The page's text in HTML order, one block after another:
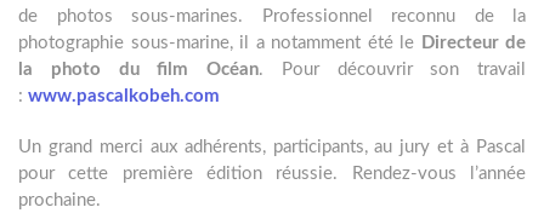
de photos sous-marines. Professionnel reconnu de la
photographie sous-marine, il a notamment été le Directeur de
la photo du film Océan. Pour découvrir son travail
: www.pascalkobeh.com
Un grand merci aux adhérents, participants, au jury et à Pascal
pour cette première édition réussie. Rendez-vous l’année
prochaine.